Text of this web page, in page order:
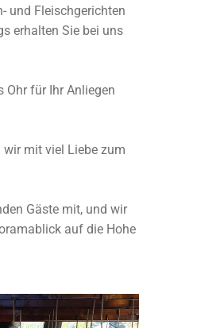
und Fleischgerichten
erhalten Sie bei uns
Ohr für Ihr Anliegen
wir mit viel Liebe zum
Gäste mit, und wir
auf die Hohe